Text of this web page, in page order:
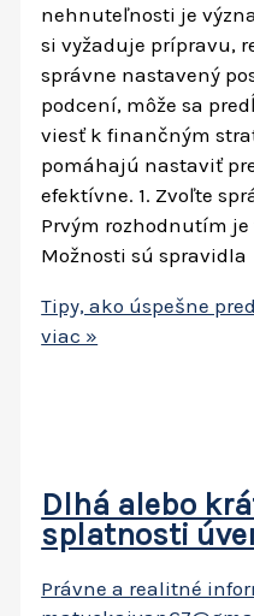
nehnuteľnosti je
si vyžaduje prípravu,
správne nastavený
podcení, môže sa
viesť k finančným
pomáhajú nastaviť
efektívne. 1. Zvoľte
Prvým rozhodnutím je
Možnosti sú spravidla
Tipy, ako úspešne
viac »
Dlhá alebo
splatnosti
Právne a realitné